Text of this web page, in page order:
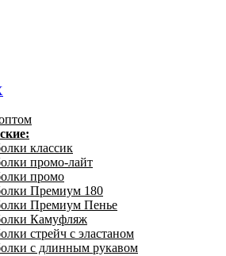
классик
промо-лайт
промо
Премиум 180
Премиум Пенье
Камуфляж
стрейч с эластаном
с длинным рукавом